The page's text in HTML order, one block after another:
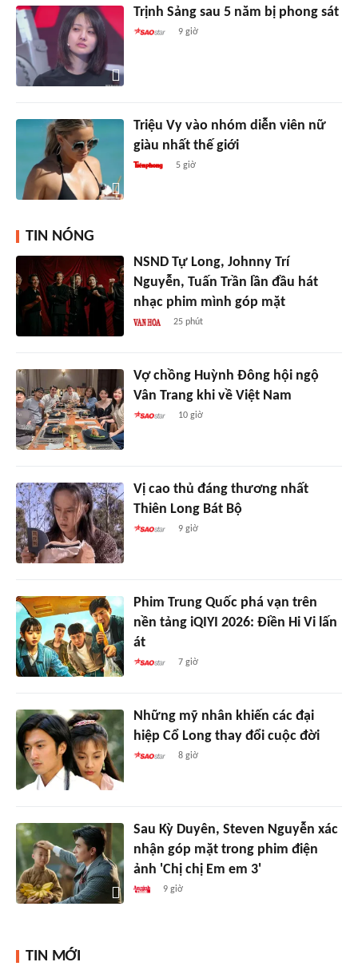
Trịnh Sảng sau 5 năm bị phong sát
9 giờ
Triệu Vy vào nhóm diễn viên nữ
giàu nhất thế giới
5 giờ
TIN NÓNG
NSND Tự Long, Johnny Trí
Nguyễn, Tuấn Trần lần đầu hát
nhạc phim mình góp mặt
25 phút
Vợ chồng Huỳnh Đông hội ngộ
Vân Trang khi về Việt Nam
10 giờ
Vị cao thủ đáng thương nhất
Thiên Long Bát Bộ
9 giờ
Phim Trung Quốc phá vạn trên
nền tảng iQIYI 2026: Điền Hi Vi lấn
át
7 giờ
Những mỹ nhân khiến các đại
hiệp Cổ Long thay đổi cuộc đời
8 giờ
Sau Kỳ Duyên, Steven Nguyễn xác
nhận góp mặt trong phim điện
ảnh 'Chị chị Em em 3'
9 giờ
TIN MỚI